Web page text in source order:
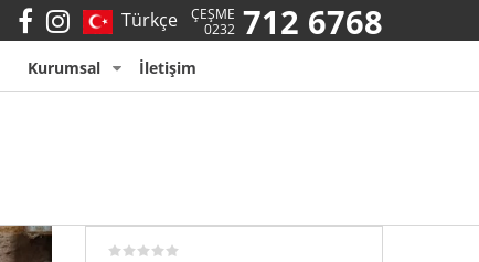
ÇEŞME
0232 712 6768
Türkçe
Kurumsal İletişim